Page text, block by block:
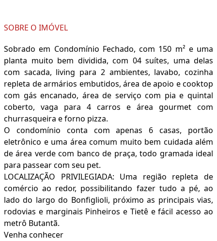
SOBRE O IMÓVEL
Sobrado em Condomínio Fechado, com 150 m² e uma
planta muito bem dividida, com 04 suítes, uma delas
com sacada, living para 2 ambientes, lavabo, cozinha
repleta de armários embutidos, área de apoio e cooktop
com gás encanado, área de serviço com pia e quintal
coberto, vaga para 4 carros e área gourmet com
churrasqueira e forno pizza.
O condomínio conta com apenas 6 casas, portão
eletrônico e uma área comum muito bem cuidada além
de área verde com banco de praça, todo gramada ideal
para passear com seu pet.
LOCALIZAÇÃO PRIVILEGIADA: Uma região repleta de
comércio ao redor, possibilitando fazer tudo a pé, ao
lado do largo do Bonfiglioli, próximo as principais vias,
rodovias e marginais Pinheiros e Tietê e fácil acesso ao
metrô Butantã.
Venha conhecer